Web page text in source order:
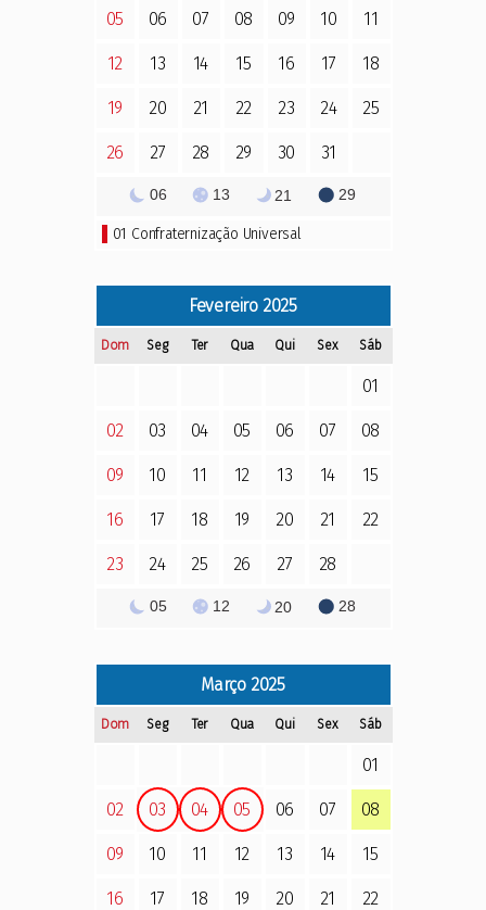
05 06 07 08 09 10 11
12 13 14 15 16 17 18
19 20 21 22 23 24 25
26 27 28 29 30 31
06 13 21 29
01 Confraternização Universal
Fevereiro 2025
Dom Seg Ter Qua Qui Sex Sáb
01
02 03 04 05 06 07 08
09 10 11 12 13 14 15
16 17 18 19 20 21 22
23 24 25 26 27 28
05 12 20 28
Março 2025
Dom Seg Ter Qua Qui Sex Sáb
01
02 03 04 05 06 07 08
09 10 11 12 13 14 15
16 17 18 19 20 21 22